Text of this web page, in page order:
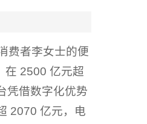
费者李女士的便
在 2500 亿元超
凭借数字化优势
2070 亿元，电